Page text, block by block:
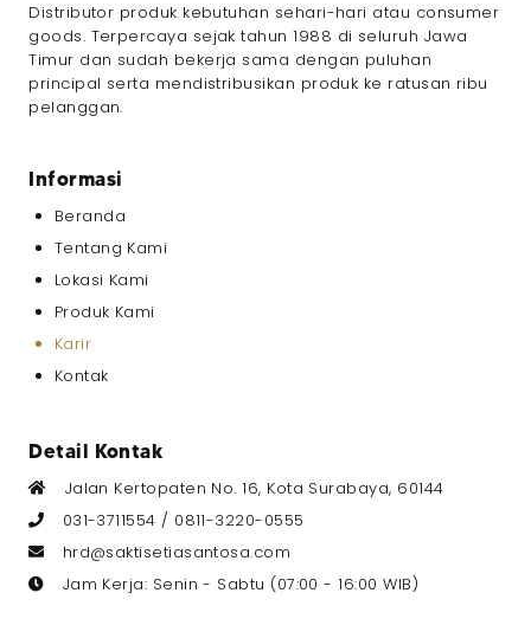
Pendidikan Terakhir
Gaji yang Diharapkan
Upload CV dan Portfolio
Info Tambahan
Distributor produk kebutuhan sehari-hari atau consumer
goods. Terpercaya sejak tahun 1988 di seluruh Jawa
Timur dan sudah bekerja sama dengan puluhan
principal serta mendistribusikan produk ke ratusan ribu
pelanggan.
Informasi
Beranda
Tentang Kami
Lokasi Kami
Produk Kami
Karir
Kontak
Detail Kontak
Jalan Kertopaten No. 16, Kota Surabaya, 60144
031-3711554 / 0811-3220-0555
hrd@saktisetiasantosa.com
Jam Kerja: Senin - Sabtu (07:00 - 16:00 WIB)